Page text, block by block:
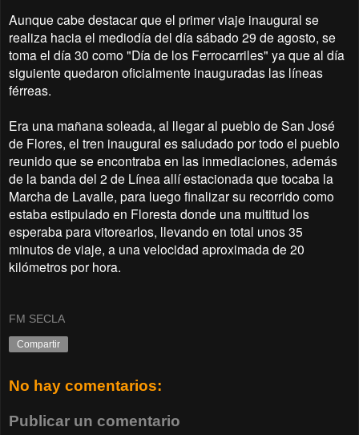
Aunque cabe destacar que el primer viaje inaugural se
realiza hacia el mediodía del día sábado 29 de agosto, se
toma el día 30 como "Día de los Ferrocarriles" ya que al día
siguiente quedaron oficialmente inauguradas las líneas
férreas.
Era una mañana soleada, al llegar al pueblo de San José
de Flores, el tren inaugural es saludado por todo el pueblo
reunido que se encontraba en las inmediaciones, además
de la banda del 2 de Línea allí estacionada que tocaba la
Marcha de Lavalle, para luego finalizar su recorrido como
estaba estipulado en Floresta donde una multitud los
esperaba para vitorearlos, llevando en total unos 35
minutos de viaje, a una velocidad aproximada de 20
kilómetros por hora.
FM SECLA
Compartir
No hay comentarios:
Publicar un comentario